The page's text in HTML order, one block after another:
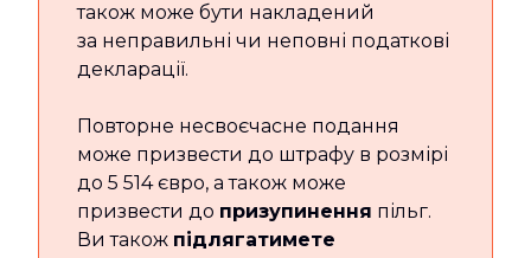
також може бути накладений
за неправильні чи неповні податкові
декларації.
Повторне несвоєчасне подання
може призвести до штрафу в розмірі
до 5 514 євро, а також може
призвести до призупинення пільг.
Ви також підлягатимете